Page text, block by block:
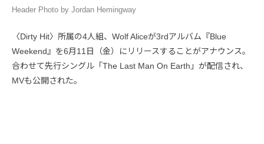
Header Photo by Jordan Hemingway
〈Dirty Hit〉所属の4人組、Wolf Aliceが3rdアルバム『Blue
Weekend』を6月11日（金）にリリースすることがアナウンス。
合わせて先行シングル「The Last Man On Earth」が配信され、
MVも公開された。